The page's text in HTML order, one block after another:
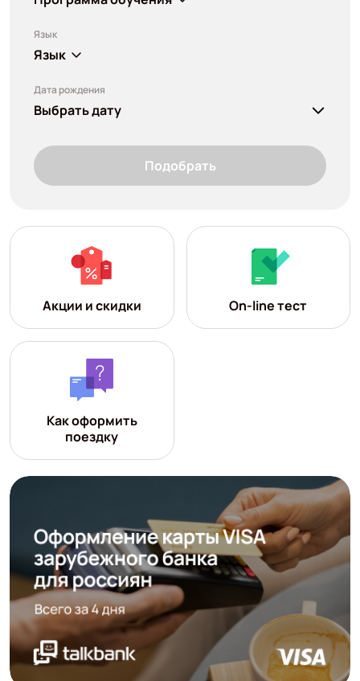
Язык
Язык
Дата рождения
Выбрать дату
Подобрать
Акции и скидки On-line тест
Как оформить
поездку